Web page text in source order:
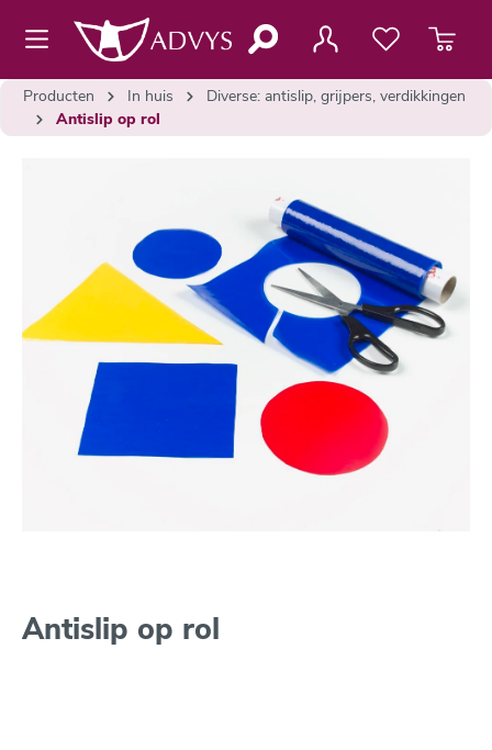
hoofdinhoud
Producten In huis
Diverse: antislip, grijpers, verdikkingen
Antislip op rol
Antislip op rol